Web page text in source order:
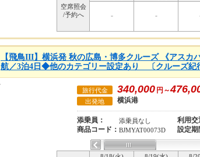
空席照会
/予約へ
- -
【飛鳥III】横浜発 秋の広島・博多クルーズ 《アスカ
航／3泊4日◆他のカテゴリー設定あり 〔クルーズ紀
旅行代金 340,000 円～
出発地 横浜港
添乗員： 添乗員なし 利用交
商品コード： BJMYAT00073D 設定期